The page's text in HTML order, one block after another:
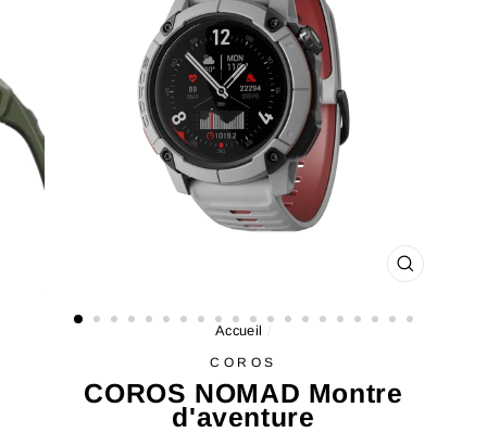
FERMER
Accueil /
COROS
COROS NOMAD Montre
d'aventure